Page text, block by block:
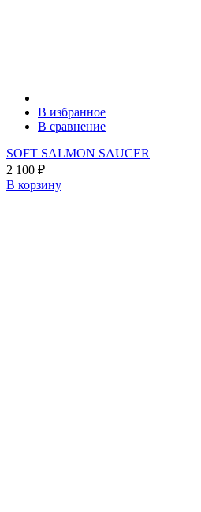
В избранное
В сравнение
SOFT SALMON SAUCER
2 100 ₽
В корзину